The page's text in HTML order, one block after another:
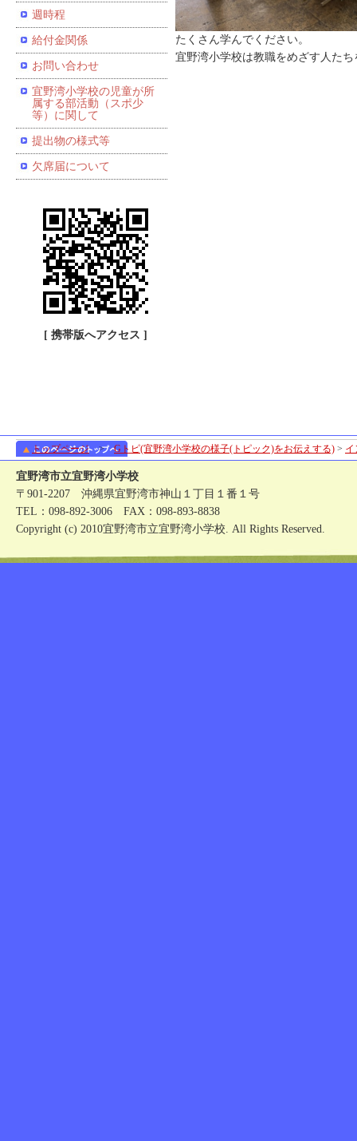
たくさん学んでください。
宜野湾小学校は教職をめざす人た
週時程
給付金関係
お問い合わせ
宜野湾小学校の児童が所
属する部活動（スポ少
等）に関して
提出物の様式等
欠席届について
[ 携帯版へアクセス ]
トップページ>Gトピ(宜野湾小学校の様子(トピック)をお伝えする) >
宜野湾市立宜野湾小学校
〒901-2207 沖縄県宜野湾市神山１丁目１番１号
TEL：098-892-3006 FAX：098-893-8838
Copyright (c) 2010宜野湾市立宜野湾小学校. All Rights Reserved.